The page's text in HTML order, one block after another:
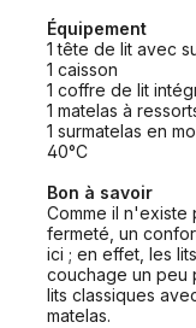
Équipement
1 tête de lit avec
1 caisson
1 coffre de lit
1 matelas à
1 surmatelas en
40°C
Bon à savoir
Comme il n'existe
fermeté, un
ici ; en effet, les
couchage un peu
lits classiques
matelas.